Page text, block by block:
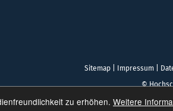
zu erhöhen. Weitere
Sitemap Impressum
©